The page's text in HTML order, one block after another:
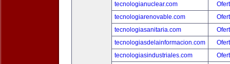
tecnologianuclear.com
tecnologiarenovable.com
tecnologiasanitaria.com
tecnologiasdelainformacion.com
tecnologiasindustriales.com